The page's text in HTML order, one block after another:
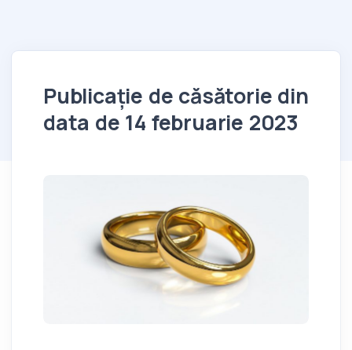
Publicație de căsătorie din
data de 14 februarie 2023